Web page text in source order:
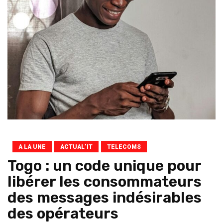
A LA UNE ACTUAL’IT TELECOMS
Togo : un code unique pour
libérer les consommateurs
des messages indésirables
des opérateurs